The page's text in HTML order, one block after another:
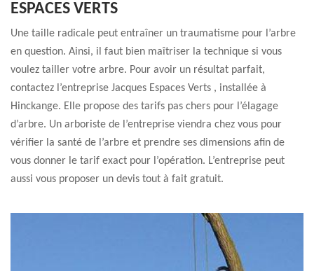
ESPACES VERTS
Une taille radicale peut entraîner un traumatisme pour l’arbre
en question. Ainsi, il faut bien maîtriser la technique si vous
voulez tailler votre arbre. Pour avoir un résultat parfait,
contactez l’entreprise Jacques Espaces Verts , installée à
Hinckange. Elle propose des tarifs pas chers pour l’élagage
d’arbre. Un arboriste de l’entreprise viendra chez vous pour
vérifier la santé de l’arbre et prendre ses dimensions afin de
vous donner le tarif exact pour l’opération. L’entreprise peut
aussi vous proposer un devis tout à fait gratuit.